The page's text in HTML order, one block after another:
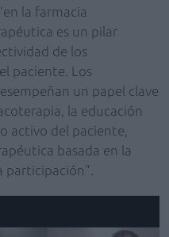
la farmacia
es un pilar
de los
paciente. Los
un papel clave
la educación
activo del paciente,
basada en la
participación".